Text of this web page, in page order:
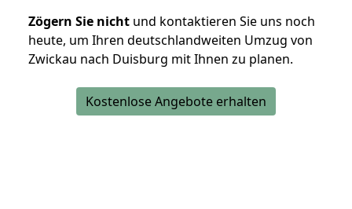
Zögern Sie nicht und kontaktieren Sie uns noch
heute, um Ihren deutschlandweiten Umzug von
Zwickau nach Duisburg mit Ihnen zu planen.
Kostenlose Angebote erhalten